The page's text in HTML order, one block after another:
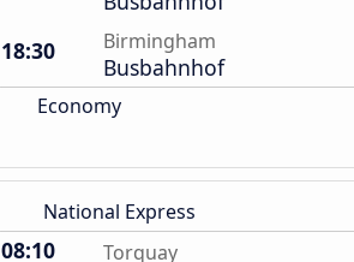
18:30
Birmingham
Busbahnhof
Economy
National Express
08:10 Torquay